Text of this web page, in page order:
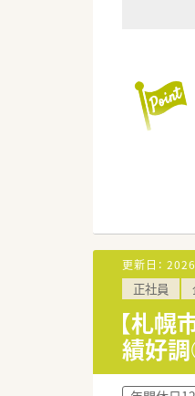
更新日：
正社員
【札
績好